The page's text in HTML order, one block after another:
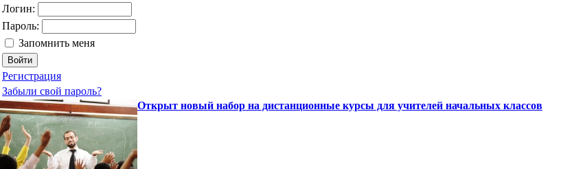
Логин:
Пароль:
Запомнить меня
Регистрация
Забыли свой пароль?
Открыт новый набор на дистанционные курсы для учителей начальных классов